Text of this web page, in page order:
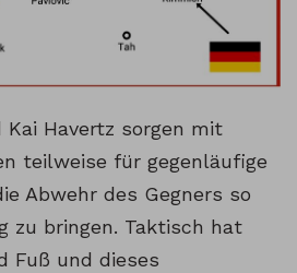
Havertz sorgen mit
teilweise für gegenläufige
Abwehr des Gegners so
zu bringen. Taktisch hat
Fuß und dieses